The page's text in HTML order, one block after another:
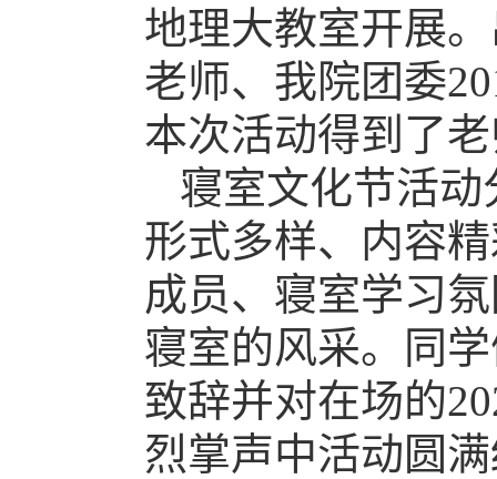
地理大教室开展
老师、我院团委
本次活动得到了
寝室文化节活
形式多样、内容
成员、寝室学习
寝室的风采。同
致辞并对在场的
烈掌声中活动圆